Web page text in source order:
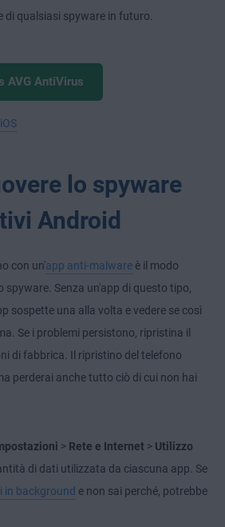
di qualsiasi spyware in futuro.
AVG AntiVirus
iOS
lo spyware
Android
con un'app anti-malware è il modo
spyware. Senza un'app di questo tipo,
sospette una alla volta e vedere se così
Se i problemi persistono, ripristina il
di fabbrica. Il ripristino del telefono
perderai anche tutto ciò di cui non hai
> Rete e Internet > Utilizzo
di dati utilizzata da ciascuna app. Se
in background e non sai perché, potrebbe